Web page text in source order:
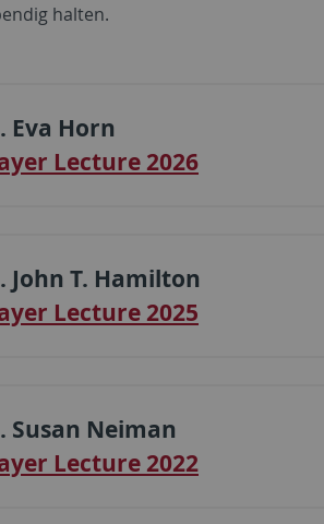
halten.
Eva Horn
Lecture 2026
John T. Hamilton
Lecture 2025
Susan Neiman
Lecture 2022